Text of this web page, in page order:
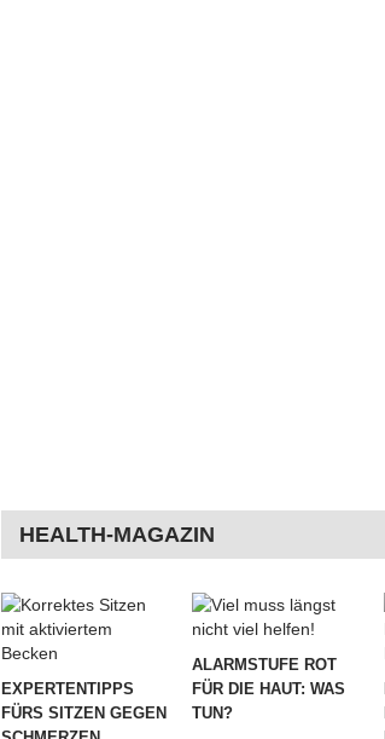
HEALTH-MAGAZIN
EXPERTENTIPPS
FÜRS SITZEN GEGEN
ALARMSTUFE ROT
FÜR DIE HAUT: WAS
TUN?